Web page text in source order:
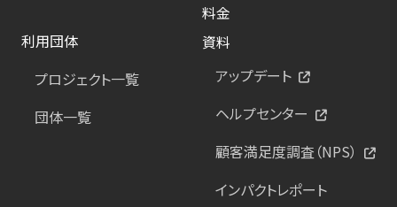
料金
利用団体
プロジェクト一覧
団体一覧
資料
アップデート
ヘルプセンター
顧客満足度調査（NPS）
インパクトレポート